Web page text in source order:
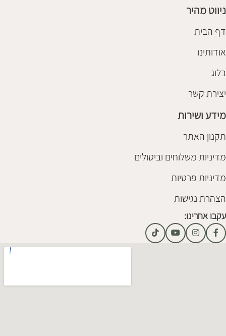
ניווט מהיר
דף הבית
אודותינו
בלוג
יצירת קשר
מידע ושירות
תקנון האתר
מדיניות משלוחים וביטולים
מדיניות פרטיות
הצהרת נגישות
עקבו אחרינו: